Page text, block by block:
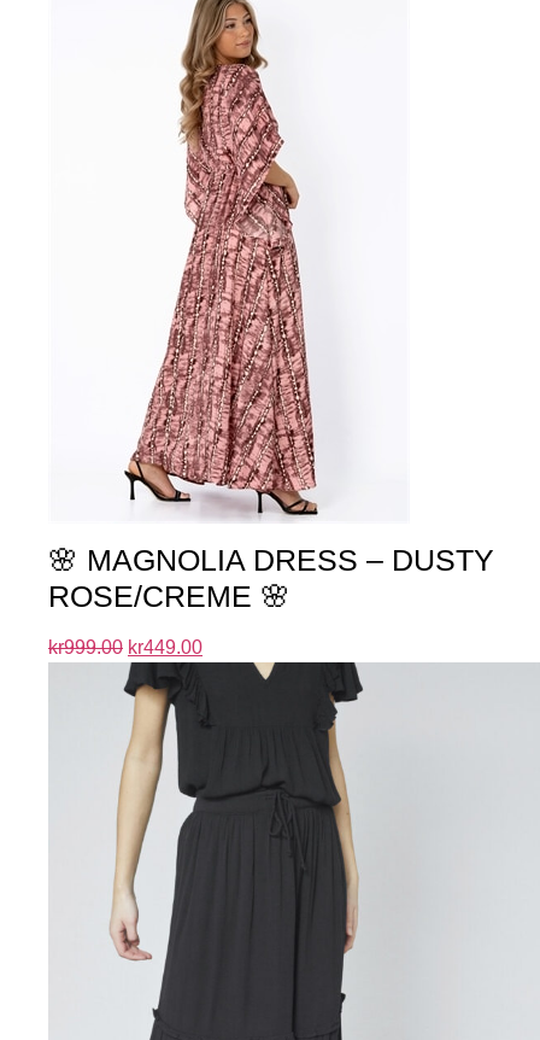
🌸 MAGNOLIA DRESS – DUSTY
ROSE/CREME 🌸
kr999.00 kr449.00